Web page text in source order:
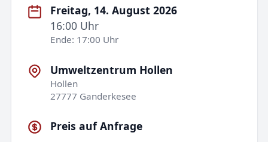
Freitag, 14. August 2026
16:00 Uhr
Ende: 17:00 Uhr
Umweltzentrum Hollen
Hollen
27777 Ganderkesee
Preis auf Anfrage